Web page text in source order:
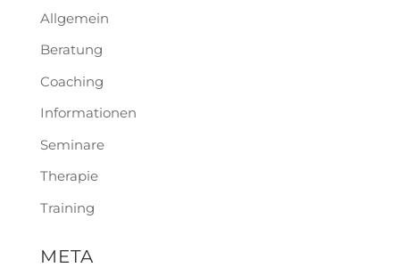
Allgemein
Beratung
Coaching
Informationen
Seminare
Therapie
Training
META